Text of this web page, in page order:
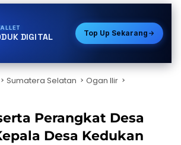
DIGITAL Top Up Sekarang
Sumatera Selatan Ogan Ilir
Perangkat Desa
Desa Kedukan